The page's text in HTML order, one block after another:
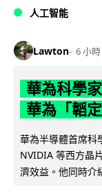
人工智能
Lawton 6 小時
華為科學
華為「韜
華為半導體首席科
NVIDIA 等西方晶
濟效益。他同時介